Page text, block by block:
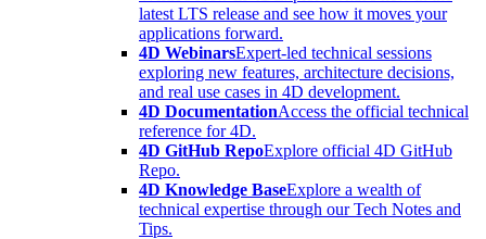
latest LTS release and see how it moves your
applications forward.
4D WebinarsExpert-led technical sessions
exploring new features, architecture decisions,
and real use cases in 4D development.
4D DocumentationAccess the official technical
reference for 4D.
4D GitHub RepoExplore official 4D GitHub
Repo.
4D Knowledge BaseExplore a wealth of
technical expertise through our Tech Notes and
Tips.